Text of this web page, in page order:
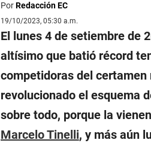
PorRedacción EC
19/10/2023, 05:30 a.m.
El lunes 4 de setiembre de
altísimo que batió récord
competidoras del certamen
revolucionado el esquema
sobre todo, porque la
Marcelo Tinelli, y más aún